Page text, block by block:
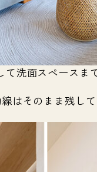
洗面スペースま
はそのまま残し